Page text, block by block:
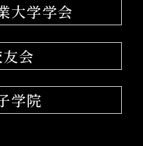
大学学会
会
学院